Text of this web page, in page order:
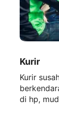
Kurir
Kurir
di hp,